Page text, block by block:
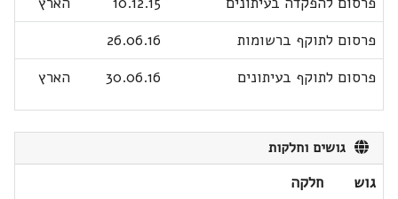
פרסום לתוקף ברשומות
26.06.16
פרסום לתוקף בעיתונים
30.06.16 הארץ
גושים וחלקות
גוש חלקה